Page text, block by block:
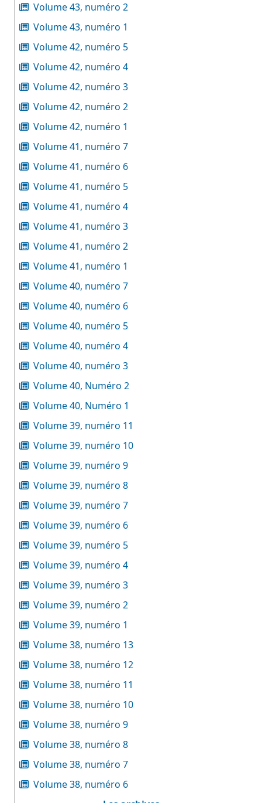
Volume 43, numéro 2
Volume 43, numéro 1
Volume 42, numéro 5
Volume 42, numéro 4
Volume 42, numéro 3
Volume 42, numéro 2
Volume 42, numéro 1
Volume 41, numéro 7
Volume 41, numéro 6
Volume 41, numéro 5
Volume 41, numéro 4
Volume 41, numéro 3
Volume 41, numéro 2
Volume 41, numéro 1
Volume 40, numéro 7
Volume 40, numéro 6
Volume 40, numéro 5
Volume 40, numéro 4
Volume 40, numéro 3
Volume 40, Numéro 2
Volume 40, Numéro 1
Volume 39, numéro 11
Volume 39, numéro 10
Volume 39, numéro 9
Volume 39, numéro 8
Volume 39, numéro 7
Volume 39, numéro 6
Volume 39, numéro 5
Volume 39, numéro 4
Volume 39, numéro 3
Volume 39, numéro 2
Volume 39, numéro 1
Volume 38, numéro 13
Volume 38, numéro 12
Volume 38, numéro 11
Volume 38, numéro 10
Volume 38, numéro 9
Volume 38, numéro 8
Volume 38, numéro 7
Volume 38, numéro 6